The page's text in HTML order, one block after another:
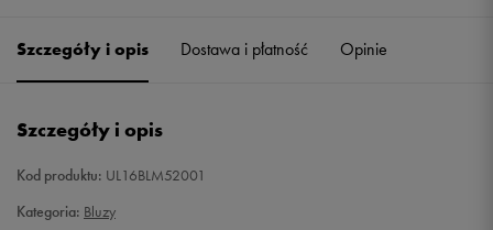
L Powiadom o dostępności
Szczegóły i opis Dostawa i płatność Opinie
Szczegóły i opis
Kod produktu: UL16BLM52001
Kategoria: Bluzy